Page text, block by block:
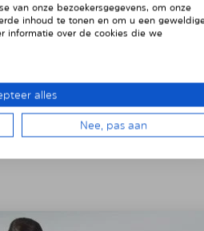
DE INSTALLATIE
van onze bezoekersgegevens, om onze
inhoud te tonen en om u een
informatie over de cookies die we
alles
Nee, pas aan